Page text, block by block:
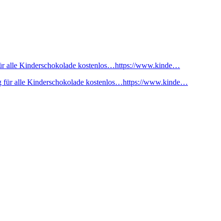
alle Kinderschokolade kostenlos…https://www.kinde…
für alle Kinderschokolade kostenlos…https://www.kinde…